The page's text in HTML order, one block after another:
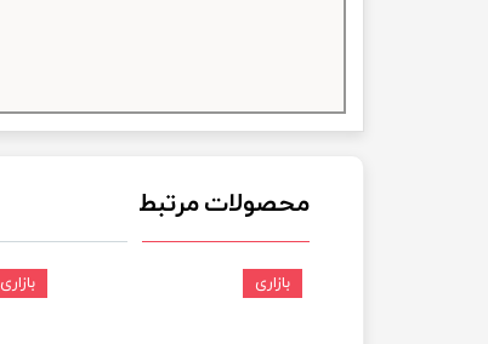
محصولات مرتبط
بازاری بازاری